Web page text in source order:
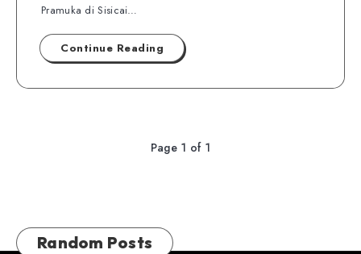
Pramuka di Sisicai…
Continue Reading
Page 1 of 1
Random Posts